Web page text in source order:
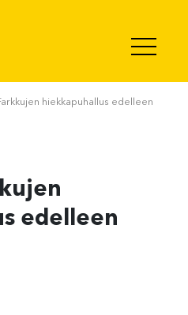
hiekkapuhallus edelleen
edelleen